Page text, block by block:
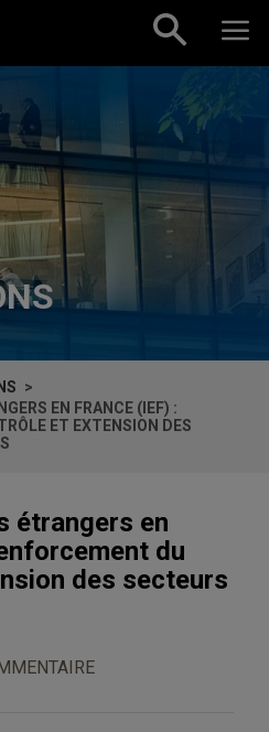
EN FRANCE (IEF) :
ET EXTENSION DES
étrangers en
du
des secteurs